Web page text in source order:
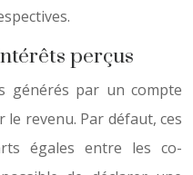
perçus
générés par un compte
revenu. Par défaut, ces
égales entre les co-